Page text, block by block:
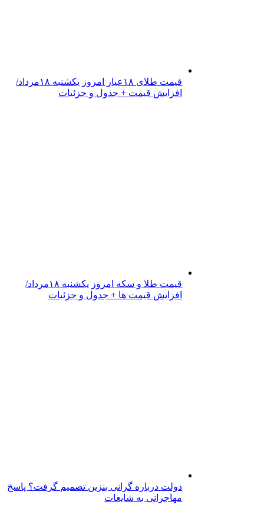
قیمت طلای ۱۸عیار امروز یکشنبه ۱۸مرداد/
افزایش قیمت + جدول و جزئیات
قیمت طلا و سکه امروز یکشنبه ۱۸مرداد/
افزایش قیمت ها + جدول و جزئیات
دولت درباره گرانی بنزین تصمیم گرفت؟ پاسخ
مهاجرانی به شایعات